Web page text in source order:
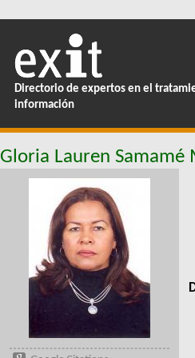
Directorio de expertos en el
información
Gloria Lauren Samamé